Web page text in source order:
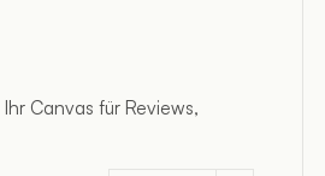
Canvas für Reviews,